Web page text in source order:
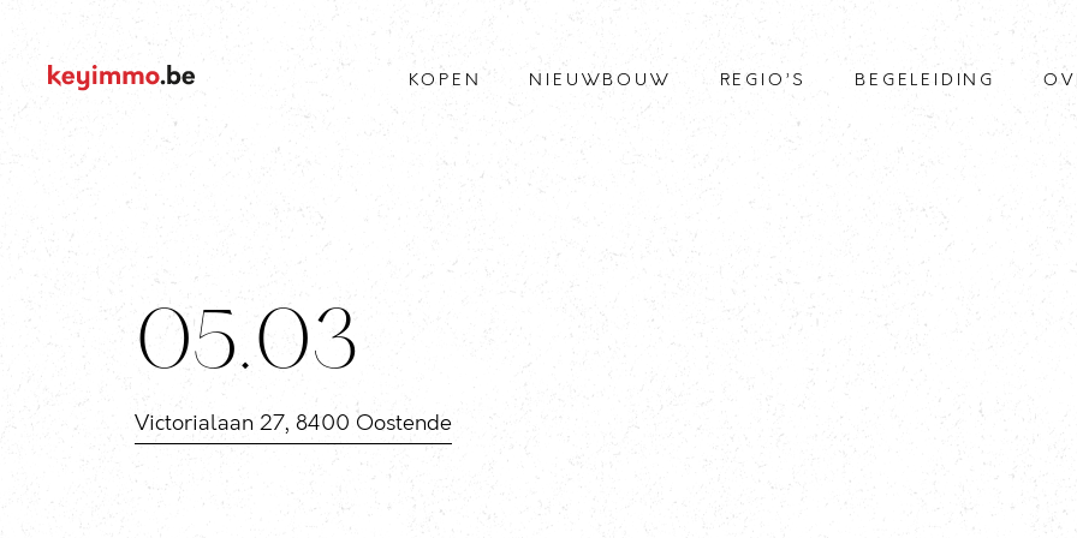
KOPEN NIEUWBOUW REGIO’S BEGELEIDING
05.03
Victorialaan 27, 8400 Oostende